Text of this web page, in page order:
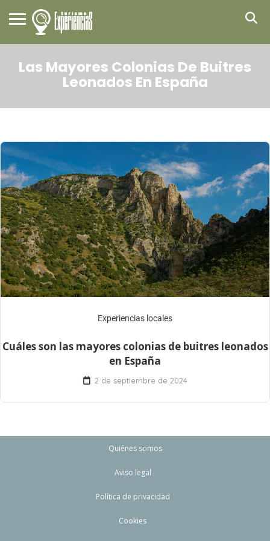
Las Mayores Colonias De Buitres
Leonados En España
Experiencias locales
Cuáles son las mayores colonias de buitres leonados
en España
2 de septiembre de 2024
Quiénes somos
Aviso legal
Política de privacidad
Cookies